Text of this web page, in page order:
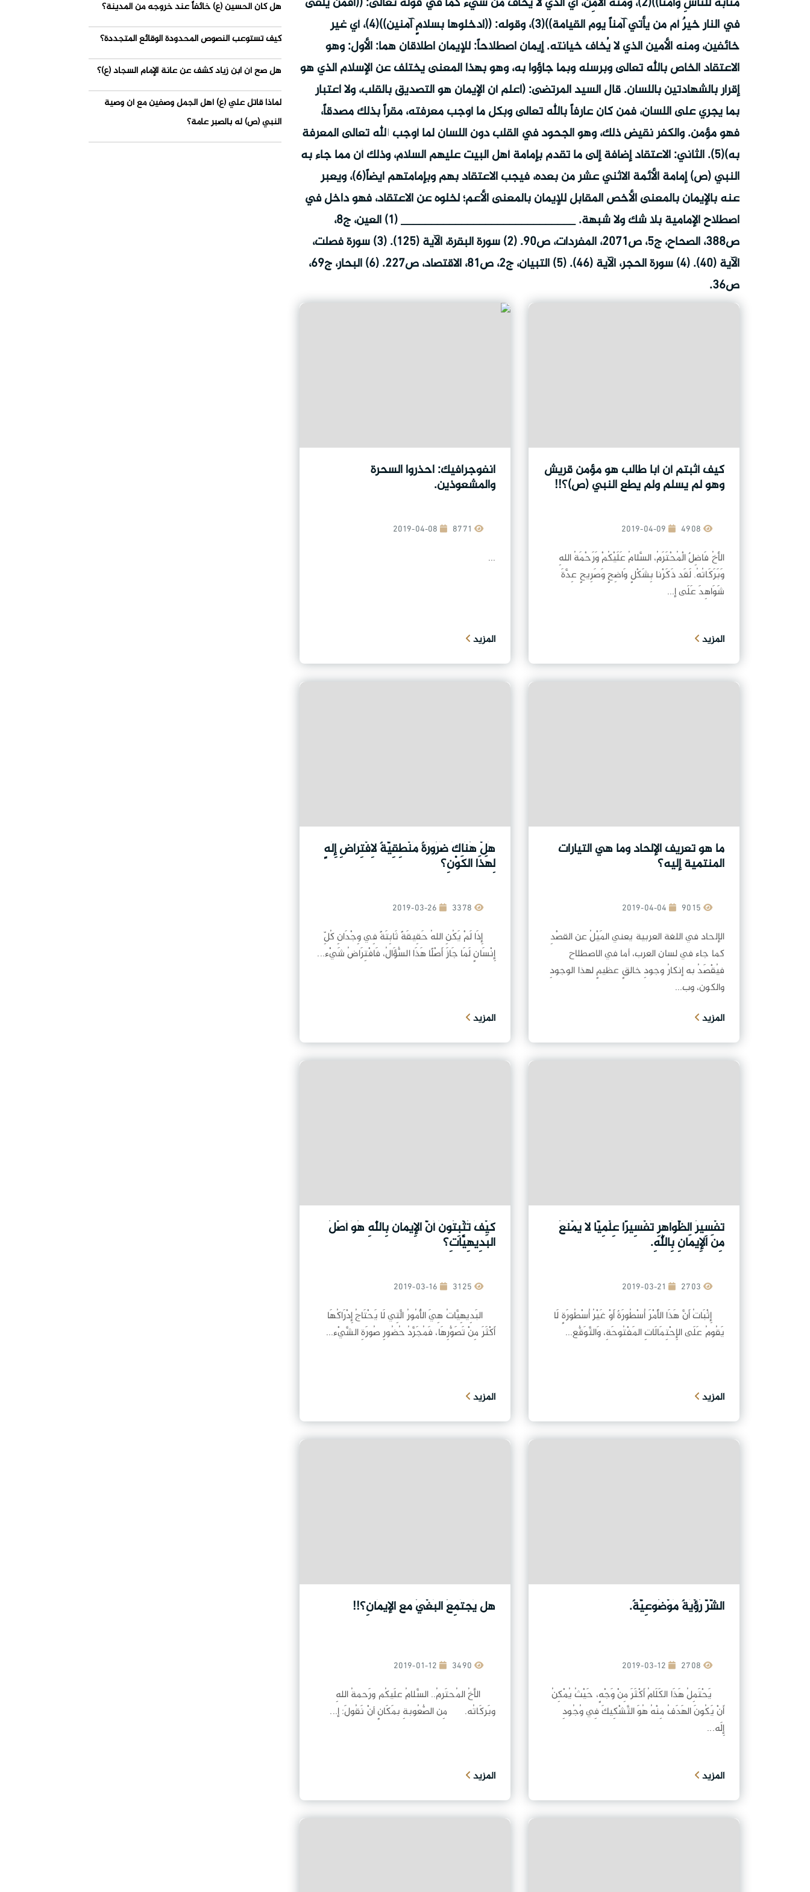
في النار خيرٌ أم من يأتي آمناً يوم القيامة))(3)، وقوله: ((ادخلوها بسلامٍ آمنين))(4)، أي غير
خائفين، ومنه الأمين الذي لا يُخاف خيانته. إيمان اصطلاحاً: للإيمان اطلاقان هما: الأول: وهو
الاعتقاد الخاص بالله تعالى وبرسله وبما جاؤوا به، وهو بهذا المعنى يختلف عن الإسلام الذي هو
إقرار بالشهادتين باللسان. قال السيد المرتضى: (اعلم أن الإيمان هو التصديق بالقلب، ولا اعتبار
بما يجري على اللسان، فمن كان عارفاً بالله تعالى وبكل ما أوجب معرفته، مقراً بذلك مصدقاً،
فهو مؤمن. والكفر نقيض ذلك، وهو الجحود في القلب دون اللسان لما أوجب الله تعالى المعرفة
به)(5). الثاني: الاعتقاد إضافة إلى ما تقدم بإمامة أهل البيت عليهم السلام، وذلك أن مما جاء به
النبي (ص) إمامة الأئمة الاثني عشر من بعده، فيجب الاعتقاد بهم وبإمامتهم ايضاً(6)، ويعبر
عنه بالإيمان بالمعنى الأخص المقابل للإيمان بالمعنى الأعم؛ لخلوه عن الاعتقاد، فهو داخل في
اصطلاح الإمامية بلا شك ولا شبهة. _____________________________ (1) العين، ج8،
ص388، الصحاح، ج5، ص2071، المفردات، ص90. (2) سورة البقرة، الآية (125). (3) سورة فصلت،
الآية (40). (4) سورة الحجر، الآية (46). (5) التبيان، ج2، ص81، الاقتصاد، ص227. (6) البحار، ج69،
ص36.
كيف أثبتم أن أبا طالب هو مؤمن قريش
وهو لم يسلم ولم يطع النبي (ص)؟!!
2019-04-09
الأخُ فَاضِلٌ الْمُحْتَرَمُ، السَّلامُ عَلَيْكُمْ وَرَحْمَةُ اللهِ
وَبَرَكَاتُهُ. لَقَد ذَكَرْنا بِشَكْلٍ وَاضِحٍ وَصَرِيحٍ عِدَّةَ
شَوَاهِدَ عَلَى إ...
المزيد
انفوجرافيك: احذروا السحرة
والمشعوذين.
2019-04-08
...
المزيد
ما هو تعريف الإلحاد وما هي التيارات
المنتمية إليه؟
2019-04-04
الإلحاد في اللغة العربية يعني المَيْلُ عن القصْدِ
كما جاء في لسان العرب، أما في الاصطلاح
فيُقْصَدُ به إنكارُ وجودِ خالقٍ عظيمٍ لهذا الوجودِ
والكون، وب...
المزيد
هَلْ هُنَاكَ ضَرُورَةٌ مَنْطِقِيَّةٌ لِافْتِرَاضِ إِلَهٍ
لِهَذَا الكَوْنِ؟
2019-03-26
إِذَا لَمْ يَكُنِ اللهُ حَقِيقَةً ثَابِتَةً فِي وِجْدَانِ كُلِّ
إِنْسَانٍ لَمَا جَازَ أَصْلًا هَذَا السُّؤَالُ، فَافْتِرَاضُ شَيْء...
المزيد
تَفْسِيرُ الظَّوَاهِرِ تَفْسِيرًا عِلْمِيًّا لَا يَمْنَعُ
مِنَ الإِيمَانِ بِاللهِ.
2019-03-21
إِثْبَاتُ أَنَّ هَذَا الأَمْرَ أُسْطُورَةٌ أَوْ غَيْرُ أُسْطُورَةٍ لَا
يَقُومُ عَلَى الإِحْتِمَالَاتِ المَفْتُوحَةِ، وَالتَّوَقُّع...
المزيد
كَيْفَ تُثْبِتُونَ أَنَّ الإِيمَانَ بِاللهِ هُوَ أَصْلُ
البَدِيهِيَّاتِ؟
2019-03-16
البَدِيهِيَّاتُ هِيَ الأُمُورُ الَّتِي لَا يَحْتَاجُ إِدْرَاكُهَا
أَكْثَرَ مِنْ تَصَوُّرِهَا، فَمُجَرَّدُ حُضُورِ صُورَةِ الشَّيْء...
المزيد
الشَّرُّ رُؤْيَةٌ مَوْضُوعِيَّةٌ.
2019-03-12
يَحْتَمِلُ هَذَا الكَلَامُ أَكْثَرَ مِنْ وَجْهٍ، حَيْثُ يُمْكِنُ
أَنْ يَكُونَ الهَدَفُ مِنْهُ هُوَ التَّشْكِيكَ فِي وُجُودِ
إِلَٰه...
المزيد
هل يَجتَمِعُ البَغْيُ مع الإيمَانِ؟!!
2019-01-12
الأخُ المُحتَرمُ.. السَّلامُ علَيكُم ورَحمةُ اللهِ
وبَركَاتُه. مِن الصُّعُوبةِ بمَكَانٍ أنْ نَقُولَ: إ...
المزيد
هل كان الحسين (ع) خائفاً عند خروجه من المدينة؟
كيف تستوعب النصوص المحدودة الوقائع المتجددة؟
هل صح أن ابن زياد كشف عن عانة الإمام السجاد (ع)؟
لماذا قاتل علي (ع) أهل الجمل وصفين مع أن وصية
النبي (ص) له بالصبر عامة؟